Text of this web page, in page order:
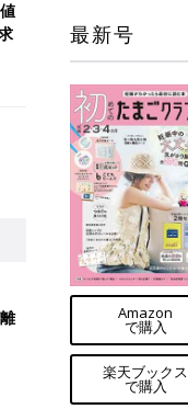
最新号
Amazon
で購入
楽天ブックス
で購入